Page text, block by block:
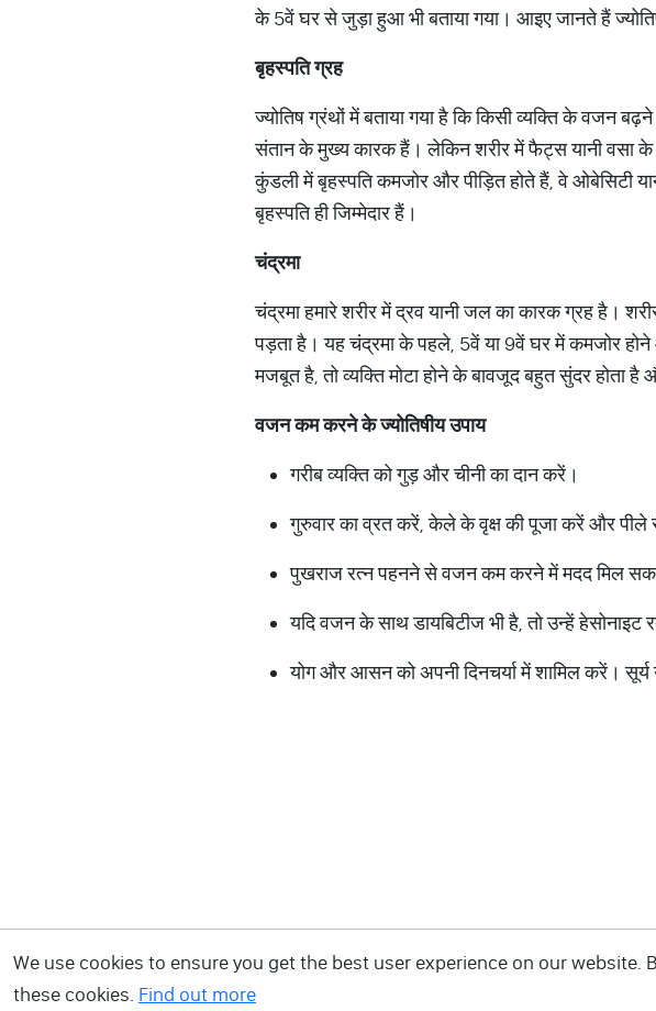
के 5वें घर से जुड़ा हुआ भी बताया गया। आइए जानते हैं
बृहस्पतिग्रह
ज्योतिष ग्रंथों में बताया गया है कि किसी व्यक्ति के वजन
संतान के मुख्य कारक हैं। लेकिन शरीर में फैट्स यानी वसा के
कुंडली में बृहस्पति कमजोर और पीड़ित होते हैं, वे ओबेसिटी
बृहस्पति ही जिम्मेदार हैं।
चंद्रमा
चंद्रमा हमारे शरीर में द्रव यानी जल का कारक ग्रह है।
पड़ता है। यह चंद्रमा के पहले, 5वें या 9वें घर में कमजोर
मजबूत है, तो व्यक्ति मोटा होने के बावजूद बहुत सुंदर होता है
वजनकमकरनेकेज्योतिषीयउपाय
गरीब व्यक्ति को गुड़ और चीनी का दान करें।
गुरुवार का व्रत करें, केले के वृक्ष की पूजा करें और पीले
पुखराज रत्न पहनने से वजन कम करने में मदद मिल
यदि वजन के साथ डायबिटीज भी है, तो उन्हें
योग और आसन को अपनी दिनचर्या में शामिल करें।
We use cookies to ensure you get the best user experience on our
these cookies. Find out more